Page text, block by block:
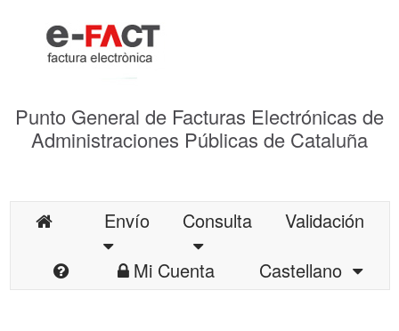
Punto General de Facturas Electrónicas de
Administraciones Públicas de Cataluña
Envío Consulta
Validación
Mi Cuenta
Castellano